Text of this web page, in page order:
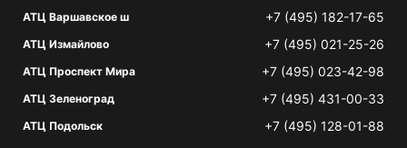
АТЦ Варшавское ш +7 (495) 182-17-65
АТЦ Измайлово +7 (495) 021-25-26
АТЦ Проспект Мира +7 (495) 023-42-98
АТЦ Зеленоград +7 (495) 431-00-33
АТЦ Подольск +7 (495) 128-01-88